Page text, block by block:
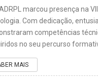
marcou presença na
Com dedicação,
competências
no seu percurso
MAIS